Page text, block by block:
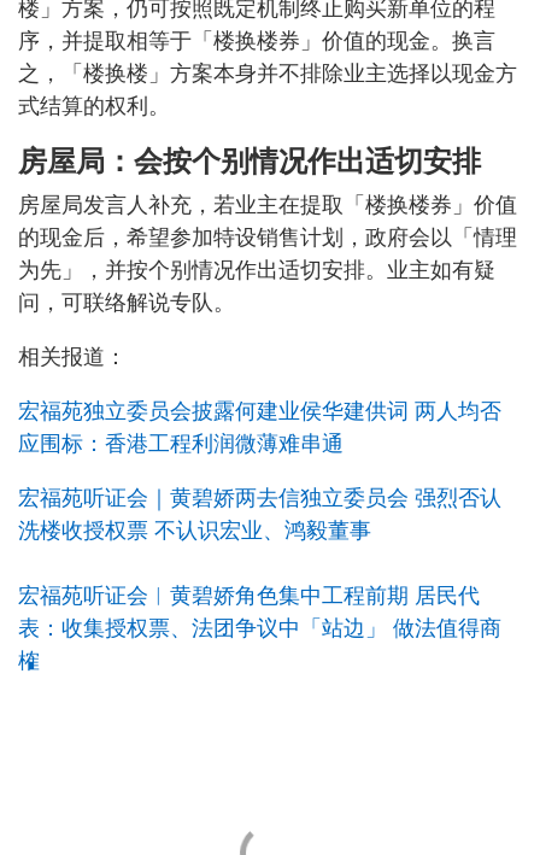
楼」方案，仍可按照既定机制终止购买新单位的程
序，并提取相等于「楼换楼券」价值的现金。换言
之，「楼换楼」方案本身并不排除业主选择以现金方
式结算的权利。
房屋局：会按个别情况作出适切安排
房屋局发言人补充，若业主在提取「楼换楼券」价值
的现金后，希望参加特设销售计划，政府会以「情理
为先」，并按个别情况作出适切安排。业主如有疑
问，可联络解说专队。
相关报道：
宏福苑独立委员会披露何建业侯华建供词 两人均否
应围标：香港工程利润微薄难串通
宏福苑听证会｜黄碧娇两去信独立委员会 强烈否认
洗楼收授权票 不认识宏业、鸿毅董事
宏福苑听证会︱黄碧娇角色集中工程前期 居民代
表：收集授权票、法团争议中「站边」 做法值得商
榷